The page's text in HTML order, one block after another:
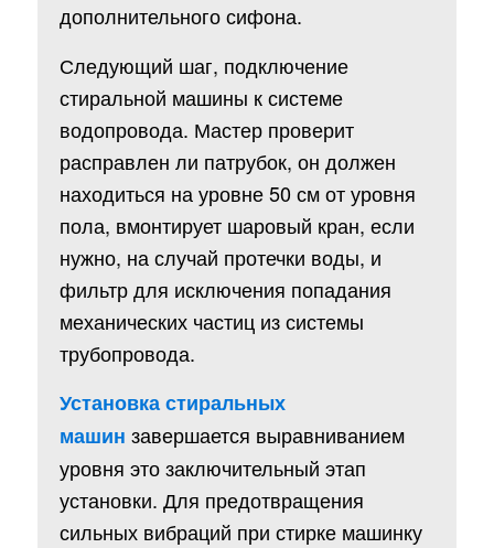
дополнительного сифона.
Следующий шаг, подключение
стиральной машины к системе
водопровода. Мастер проверит
расправлен ли патрубок, он должен
находиться на уровне 50 см от уровня
пола, вмонтирует шаровый кран, если
нужно, на случай протечки воды, и
фильтр для исключения попадания
механических частиц из системы
трубопровода.
Установка стиральных
машин завершается выравниванием
уровня это заключительный этап
установки. Для предотвращения
сильных вибраций при стирке машинку